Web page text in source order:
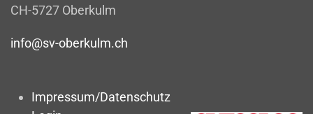
CH-5727 Oberkulm
info@sv-oberkulm.ch
Impressum/Datenschutz